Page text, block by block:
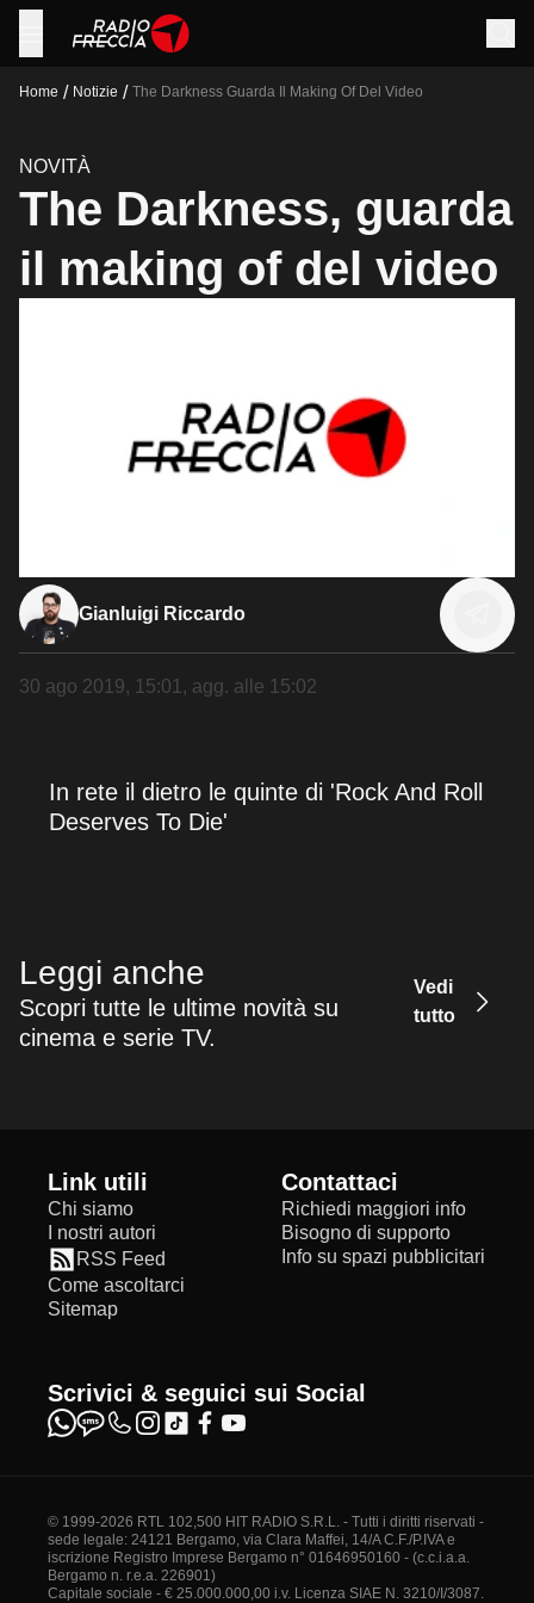
Home / Notizie / The Darkness Guarda Il Making Of Del Video
NOVITÀ
The Darkness, guarda
il making of del video
Gianluigi Riccardo
30 ago 2019, 15:01 , agg. alle 15:02
In rete il dietro le quinte di 'Rock And Roll
Deserves To Die'
Leggi anche
Scopri tutte le ultime novità su
cinema e serie TV.
Vedi
tutto
Link utili
Chi siamo
I nostri autori
RSS Feed
Come ascoltarci
Sitemap
Contattaci
Richiedi maggiori info
Bisogno di supporto
Info su spazi pubblicitari
Scrivici & seguici sui Social
© 1999-2026 RTL 102,500 HIT RADIO S.R.L. - Tutti i diritti riservati -
sede legale: 24121 Bergamo, via Clara Maffei, 14/A C.F./P.IVA e
iscrizione Registro Imprese Bergamo n° 01646950160 - (c.c.i.a.a.
Bergamo n. r.e.a. 226901)
Capitale sociale - € 25.000.000,00 i.v. Licenza SIAE N. 3210/I/3087.